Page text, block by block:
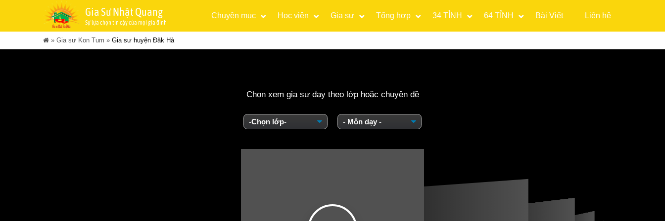
Gia Sư Nhật Quang
Sự lựa chọn tin cậy của mọi gia đình
Chuyên mục Học viên Gia sư Tổng hợp 34 TỈNH 64 TỈNH Bài Viết Liên hệ
» Gia sư Kon Tum » Gia sư huyện Đăk Hà
Chọn xem gia sư dạy theo lớp hoặc chuyên đề